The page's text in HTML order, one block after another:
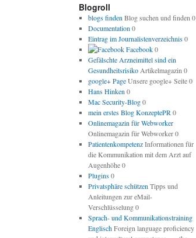
Blogroll
blogs finden Blog suchen und finden 0
Documentation 0
Eintrag im Journalistenverzeichnis0
Facebook0
Gefälschte Arzneimittel sind ein
GesundheitsrisikoArtikelmagazin 0
google+ PageUnsere google+ Seite 0
Hans Hinken 0
Mac Security-Blog0
mein erstes Blog KonzeptePR 0
Onlinemagazin für Webworker
Onlinemagazin für Webworker 0
PatientenkompetenzInformationen für
die Kommunikation mit dem Arzt auf
Augenhöhe 0
Plugins0
Privatsphäre schützen Tipps und
Anleitungen zur eMail-
Verschlüsselung 0
Sprach- und Kommunikationstraining
EnglischForeign language proficiency